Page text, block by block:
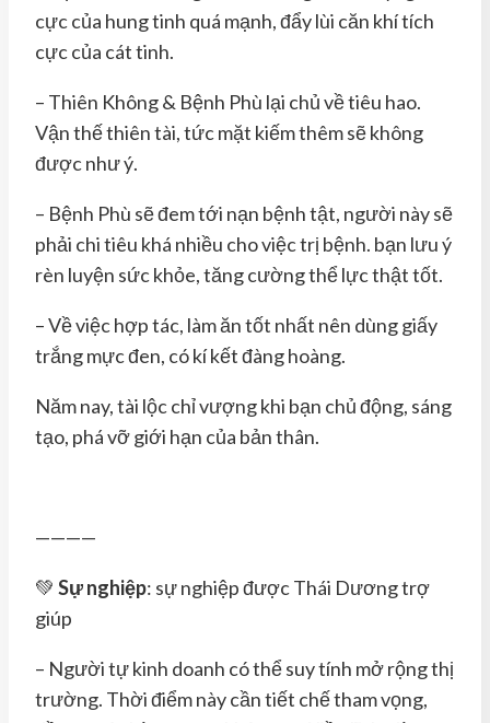
cực của hung tinh quá mạnh, đẩy lùi căn khí tích
cực của cát tinh.
– Thiên Không & Bệnh Phù lại chủ về tiêu hao.
Vận thế thiên tài, tức mặt kiếm thêm sẽ không
được như ý.
– Bệnh Phù sẽ đem tới nạn bệnh tật, người này sẽ
phải chi tiêu khá nhiều cho việc trị bệnh. bạn lưu ý
rèn luyện sức khỏe, tăng cường thể lực thật tốt.
– Về việc hợp tác, làm ăn tốt nhất nên dùng giấy
trắng mực đen, có kí kết đàng hoàng.
Năm nay, tài lộc chỉ vượng khi bạn chủ động, sáng
tạo, phá vỡ giới hạn của bản thân.
————
💚 Sự nghiệp: sự nghiệp được Thái Dương trợ
giúp
– Người tự kinh doanh có thể suy tính mở rộng thị
trường. Thời điểm này cần tiết chế tham vọng,